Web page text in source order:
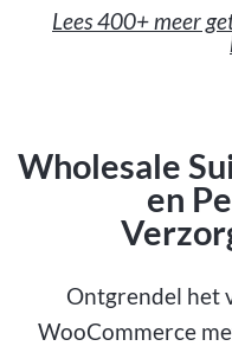
Lees 400+ meer
Wholesale
en
Ontgrendel het
WooCommerce